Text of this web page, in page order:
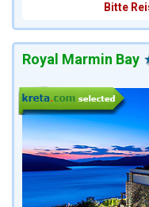
Bitte
Royal Marmin Bay